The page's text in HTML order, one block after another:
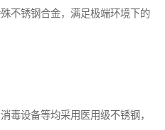
不锈钢合金，满足极端环境下的
毒设备等均采用医用级不锈钢，